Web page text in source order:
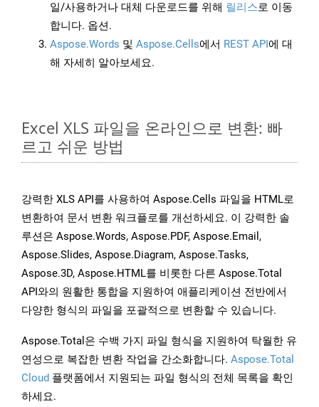
일/사용하거나 대체 다운로드를 위해 릴리스로 이동
합니다. 옵션.
Aspose.Words 및 Aspose.Cells에서 REST API에 대
해 자세히 알아보세요.
Excel XLS 파일을 온라인으로 변환: 빠
르고 쉬운 방법
강력한 XLS API를 사용하여 Aspose.Cells 파일을 HTML로
변환하여 문서 변환 워크플로를 개선하세요. 이 강력한 솔
루션은 Aspose.Words, Aspose.PDF, Aspose.Email,
Aspose.Slides, Aspose.Diagram, Aspose.Tasks,
Aspose.3D, Aspose.HTML를 비롯한 다른 Aspose.Total
API와의 원활한 통합을 지원하여 애플리케이션 전반에서
다양한 형식의 파일을 포괄적으로 변환할 수 있습니다.
Aspose.Total은 수백 가지 파일 형식을 지원하여 탁월한 유
연성으로 복잡한 변환 작업을 간소화합니다. Aspose.Total
Cloud 플랫폼에서 지원되는 파일 형식의 전체 목록을 확인
하세요.